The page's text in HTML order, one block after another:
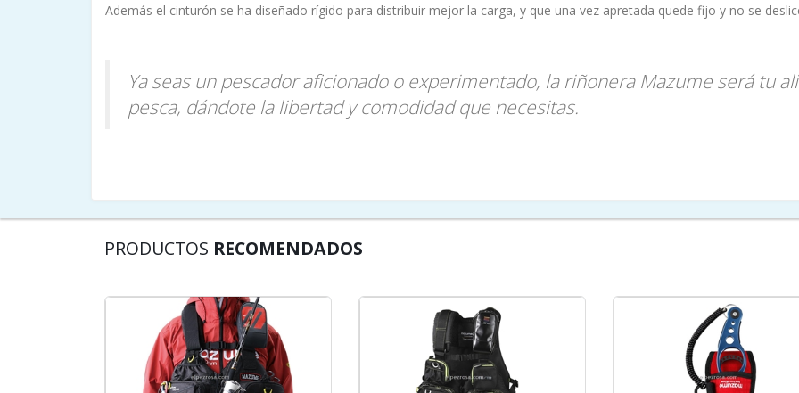
Además el cinturón se ha diseñado rígido para distribuir mejor la carga, y que una vez apretada quede fijo y no se
Ya seas un pescador aficionado o experimentado, la riñonera Mazume será tu
pesca, dándote la libertad y comodidad que necesitas.
PRODUCTOS RECOMENDADOS